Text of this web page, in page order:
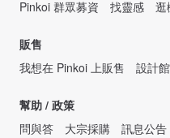
Pinkoi 群眾募資
找靈感 逛
販售
我想在 Pinkoi 上販售
設計
幫助 / 政策
問與答
大宗採購 訊息公告